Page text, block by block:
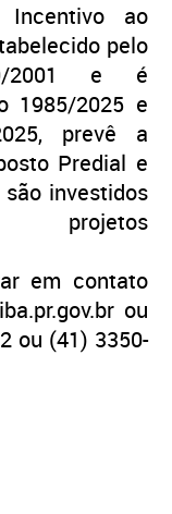
Incentivo ao
pelo
2001 e é
1985/2025 e
prevê a
Predial e
investidos
em contato
ou
ou (41) 3350-